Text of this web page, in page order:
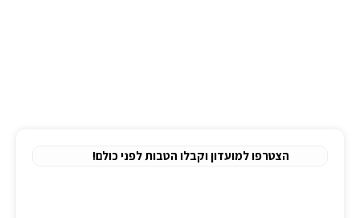
הצטרפו למועדון וקבלו הטבות לפני כולם!